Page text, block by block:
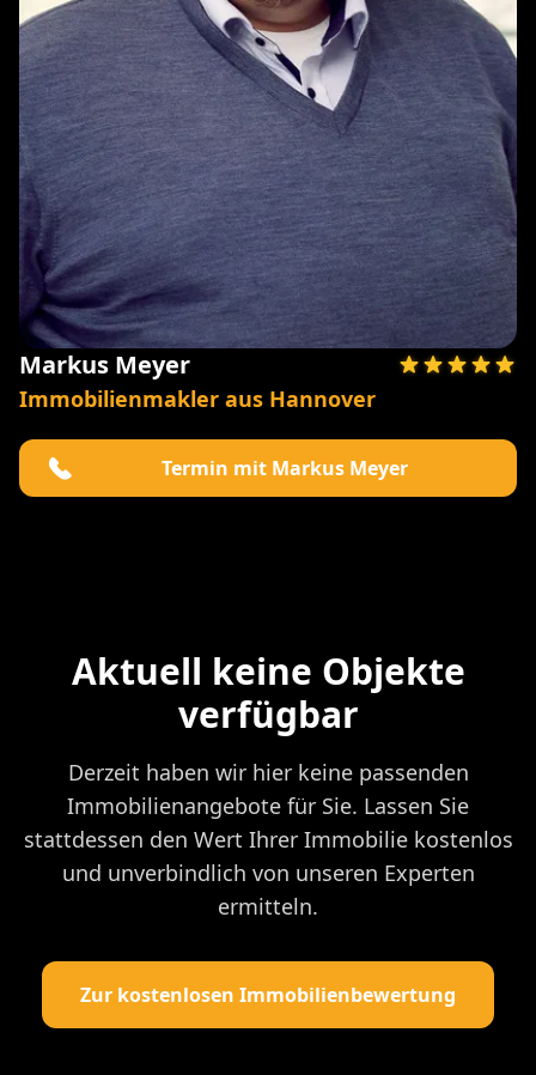
Markus Meyer
Immobilienmakler aus Hannover
Termin mit Markus Meyer
Aktuell keine Objekte
verfügbar
Derzeit haben wir hier keine passenden
Immobilienangebote für Sie. Lassen Sie
stattdessen den Wert Ihrer Immobilie kostenlos
und unverbindlich von unseren Experten
ermitteln.
Zur kostenlosen Immobilienbewertung